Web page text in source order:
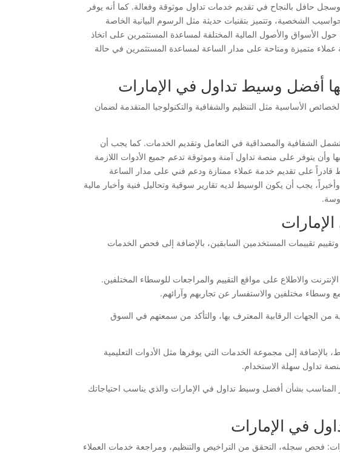
حافل بالنجاح في تقديم خدمات تداول موثوقة وفعالة. كما أنه يوفر
الشخصية، وتتميز بتقنيات حديثة مثل الرسوم البيانية الخاصة
الأسواق والأصول المالية المختلفة لمساعدة المستثمرين على اتخاذ
عملاء متميزة ومتاحة على مدار الساعة لمساعدة المستثمرين في حالة
أفضل وسيط تداول في الإمارات
الأساسية مثل التنظيم والشفافية والتكنولوجيا المتقدمة لضمان
الشفافية والمصداقية في التعامل وتقديم الخدمات. كما يجب أن
يتوفر على منصة تداول آمنة وموثوقة تدعم جميع الأدوات اللازمة
قادراً على تقديم خدمة عملاء ممتازة ودعم فني على مدار الساعة
يجب أن يكون الوسيط لديه تقارير سوقية وتحاليل فنية وأخبار مالية
تقييمات المستخدمين السابقين، بالإضافة إلى فحص الخدمات
والاطلاع على مواقع التقييم والمراجعات للوسطاء المختلفين.
وسطاء مختلفين والاستفسار عن تجاربهم وآرائهم.
الجهات الرقابية المعترف بها، والتأكد من سمعتهم في السوق
إلى مجموعة الخدمات التي يوفرها مثل الأدوات التعليمية
تداول سهلة الاستخدام.
المناسب بشأن أفضل وسيط تداول في الإمارات والذي يناسب احتياجاتك
في الإمارات
فحص سجله، التحقق من التراخيص والتنظيم، ومراجعة خدمات العملاء